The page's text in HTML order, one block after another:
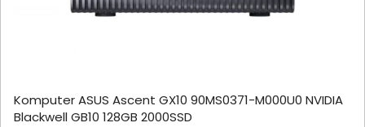
Komputer ASUS Ascent GX10 90MS0371-M000U0 NVIDIA
Blackwell GB10 128GB 2000SSD